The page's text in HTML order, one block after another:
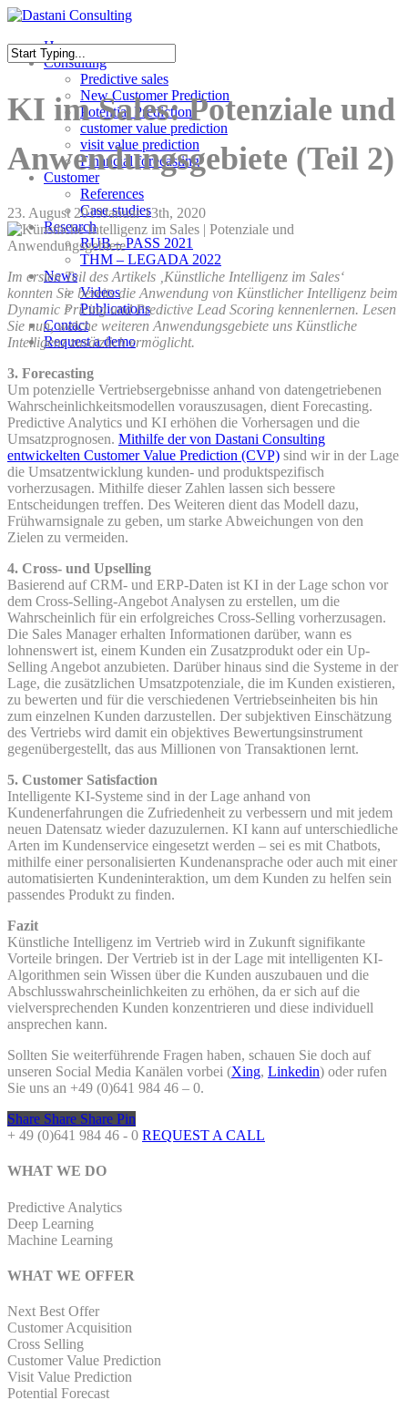
Skip
main
content
Menu Home
Consulting
Predictive sales
New Customer Prediction
Potential Prediction
customer value prediction
visit value prediction
Financial forecasting
Customer
References
Case studies
Research
RUB – PASS 2021
THM – LEGADA 2022
News
Videos
Publications
Contact
Request a demo
Close
KI im Sales: Potenziale und
Anwendungsgebiete (Teil 2)
23. August 2019Januar 13th, 2020
Im ersten Teil des Artikels ‚Künstliche Intelligenz im Sales‘
konnten Sie bereits die Anwendung von Künstlicher Intelligenz beim
Dynamic Pricing und Predictive Lead Scoring kennenlernen. Lesen
Sie nun, welche weiteren Anwendungsgebiete uns Künstliche
Intelligenz zusätzlich ermöglicht.
3. Forecasting
Um potenzielle Vertriebsergebnisse anhand von datengetriebenen
Wahrscheinlichkeitsmodellen vorauszusagen, dient Forecasting.
Predictive Analytics und KI erhöhen die Vorhersagen und die
Umsatzprognosen. Mithilfe der von Dastani Consulting
entwickelten Customer Value Prediction (CVP) sind wir in der Lage
die Umsatzentwicklung kunden- und produktspezifisch
vorherzusagen. Mithilfe dieser Zahlen lassen sich bessere
Entscheidungen treffen. Des Weiteren dient das Modell dazu,
Frühwarnsignale zu geben, um starke Abweichungen von den
Zielen zu vermeiden.
4. Cross- und Upselling
Basierend auf CRM- und ERP-Daten ist KI in der Lage schon vor
dem Cross-Selling-Angebot Analysen zu erstellen, um die
Wahrscheinlich für ein erfolgreiches Cross-Selling vorherzusagen.
Die Sales Manager erhalten Informationen darüber, wann es
lohnenswert ist, einem Kunden ein Zusatzprodukt oder ein Up-
Selling Angebot anzubieten. Darüber hinaus sind die Systeme in der
Lage, die zusätzlichen Umsatzpotenziale, die im Kunden existieren,
zu bewerten und für die verschiedenen Vertriebseinheiten bis hin
zum einzelnen Kunden darzustellen. Der subjektiven Einschätzung
des Vertriebs wird damit ein objektives Bewertungsinstrument
gegenübergestellt, das aus Millionen von Transaktionen lernt.
5. Customer Satisfaction
Intelligente KI-Systeme sind in der Lage anhand von
Kundenerfahrungen die Zufriedenheit zu verbessern und mit jedem
neuen Datensatz wieder dazuzulernen. KI kann auf unterschiedliche
Arten im Kundenservice eingesetzt werden – sei es mit Chatbots,
mithilfe einer personalisierten Kundenansprache oder auch mit einer
automatisierten Kundeninteraktion, um dem Kunden zu helfen sein
passendes Produkt zu finden.
Fazit
Künstliche Intelligenz im Vertrieb wird in Zukunft signifikante
Vorteile bringen. Der Vertrieb ist in der Lage mit intelligenten KI-
Algorithmen sein Wissen über die Kunden auszubauen und die
Abschlusswahrscheinlichkeiten zu erhöhen, da er sich auf die
vielversprechenden Kunden konzentrieren und diese individuell
ansprechen kann.
Sollten Sie weiterführende Fragen haben, schauen Sie doch auf
unseren Social Media Kanälen vorbei (Xing, Linkedin) oder rufen
Sie uns an +49 (0)641 984 46 – 0.
Share Share Share Pin
+ 49 (0)641 984 46 - 0 REQUEST A CALL
WHAT WE DO
Predictive Analytics
Deep Learning
Machine Learning
WHAT WE OFFER
Next Best Offer
Customer Acquisition
Cross Selling
Customer Value Prediction
Visit Value Prediction
Potential Forecast